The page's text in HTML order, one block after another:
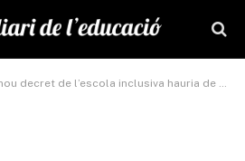
de l’escola inclusiva hauria de potenciar